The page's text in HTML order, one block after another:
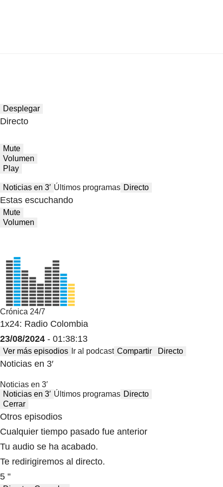
Desplegar
Directo
Mute
Volumen
Play
Noticias en 3′ Últimos programas Directo
Estas escuchando
Mute
Volumen
Crónica 24/7
1x24: Radio Colombia
23/08/2024 - 01:38:13
Ver más episodios Ir al podcast Compartir Directo
Noticias en 3′
Noticias en 3′
Noticias en 3′ Últimos programas Directo
Cerrar
Otros episodios
Cualquier tiempo pasado fue anterior
Tu audio se ha acabado.
Te redirigiremos al directo.
5 "